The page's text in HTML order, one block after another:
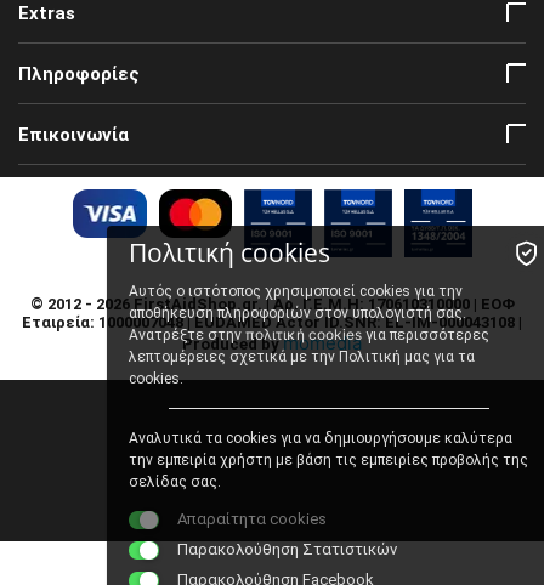
Extras
Πληροφορίες
Επικοινωνία
© 2012 - 2026 FirstAidShop.gr. | Αρ. Γ.Ε.Μ.Η: 170610310000 | ΕΟΦ
Εταιρεία: 1000007048 | EUDAMED Actor ID.SNR: EL-IM-000043108 |
Produced bymomedia
Πολιτική cookies
Αυτός ο ιστότοπος χρησιμοποιεί cookies για την
αποθήκευση πληροφοριών στον υπολογιστή σας.
Ανατρέξτε στην πολιτική cookiesγια περισσότερες
λεπτομέρειες σχετικά με την Πολιτική μας για τα
cookies.
Αναλυτικά τα cookies για να δημιουργήσουμε καλύτερα
την εμπειρία χρήστη με βάση τις εμπειρίες προβολής της
σελίδας σας.
Απαραίτητα cookies
Παρακολούθηση Στατιστικών
Παρακολούθηση Facebook